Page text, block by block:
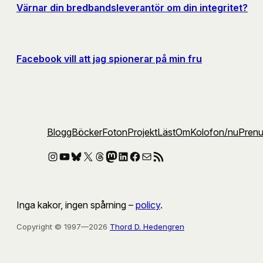
Värnar din bredbandsleverantör om din integritet?
Facebook vill att jag spionerar på min fru
BloggBöckerFotonProjektLästOmKolofon/nu
Instagram
YouTube
Bluesky
X Threads
Mastodon
LinkedIn
Facebook
E-postRSS-flöde
Inga kakor, ingen spårning – policy.
Copyright © 1997—2026 Thord D. Hedengren